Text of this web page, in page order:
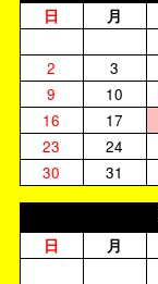
日 月
2
3
9
10
16
17
23
24
30
31
日 月